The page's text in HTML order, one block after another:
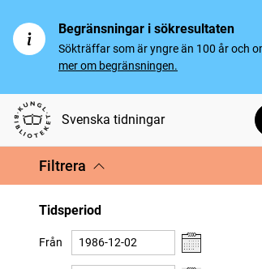
Begränsningar i sökresultaten
Sökträffar som är yngre än 100 år och
mer om begränsningen.
Svenska tidningar
Filtrera
Tidsperiod
Från